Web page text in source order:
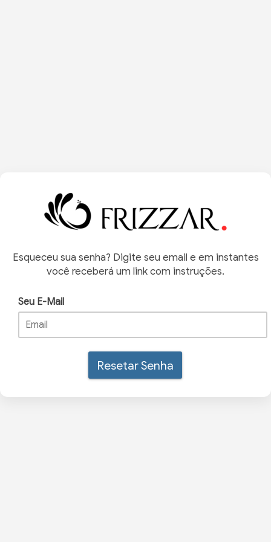
Esqueceu sua senha? Digite seu email e em instantes
você receberá um link com instruções.
Seu E-Mail
Resetar Senha